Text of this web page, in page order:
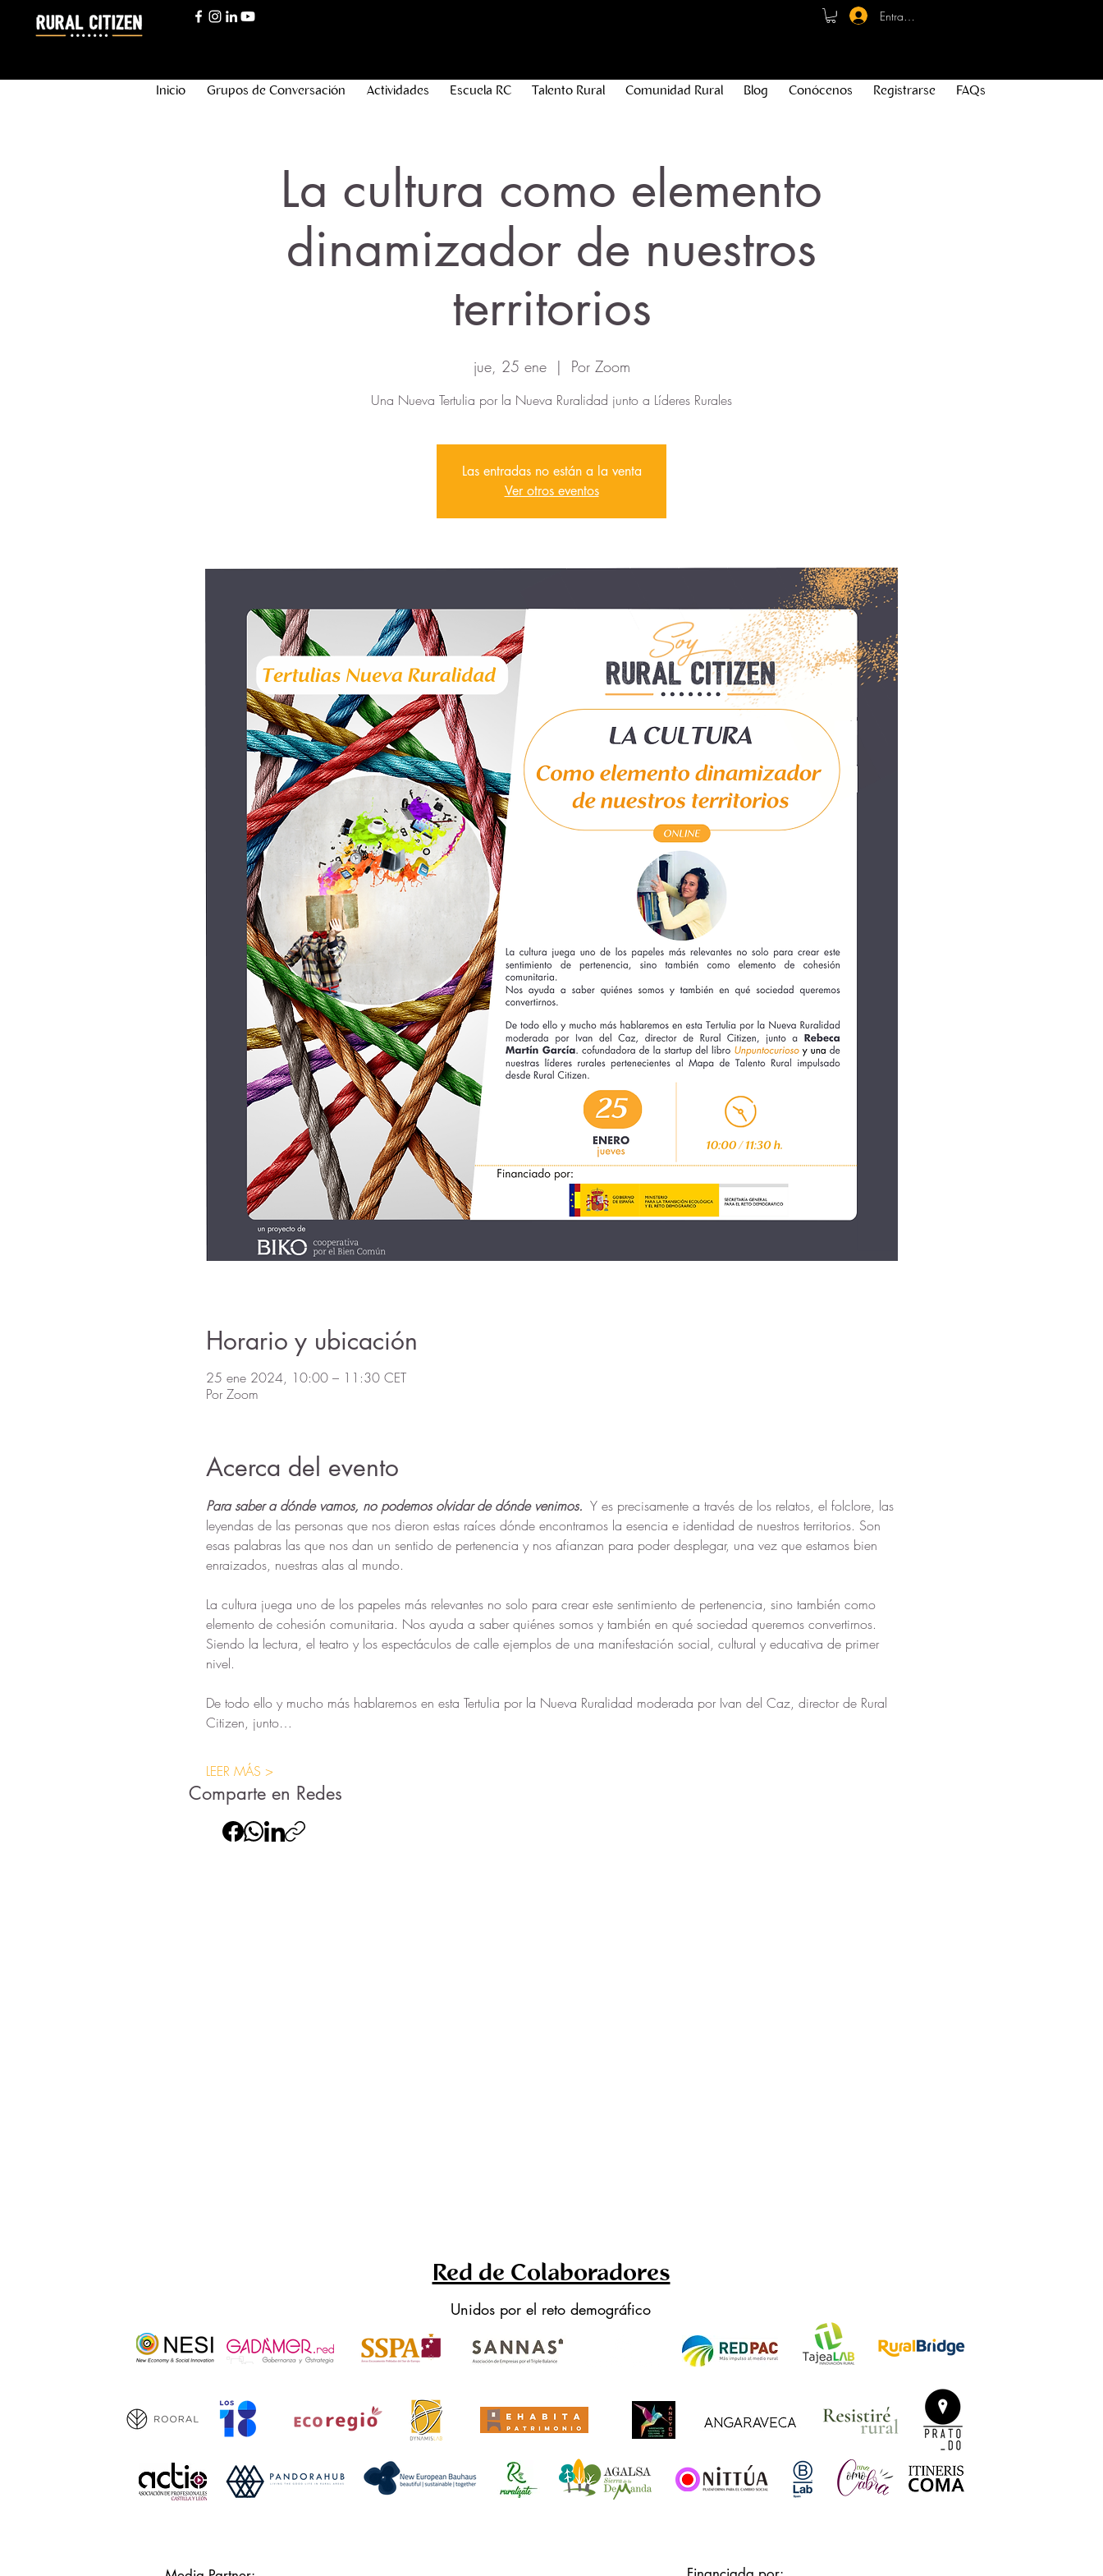
Entrar - Registro
Inicio Grupos de Conversación Actividades Escuela RC Talento Rural Comunidad Rural Blog Conócenos Registrarse FAQs
La cultura como elemento
dinamizador de nuestros
territorios
jue, 25 ene
  |
Por Zoom
Una Nueva Tertulia por la Nueva Ruralidad junto a Líderes Rurales
Las entradas no están a la venta
Ver otros eventos
Horario y ubicación
25 ene 2024, 10:00 – 11:30 CET
Por Zoom
Acerca del evento
Para saber a dónde vamos, no podemos olvidar de dónde venimos. Y es precisamente a través de los relatos, el folclore, las
leyendas de las personas que nos dieron estas raíces dónde encontramos la esencia e identidad de nuestros territorios. Son
esas palabras las que nos dan un sentido de pertenencia y nos afianzan para poder desplegar, una vez que estamos bien
enraizados, nuestras alas al mundo.
La cultura juega uno de los papeles más relevantes no solo para crear este sentimiento de pertenencia, sino también como
elemento de cohesión comunitaria. Nos ayuda a saber quiénes somos y también en qué sociedad queremos convertirnos.
Siendo la lectura, el teatro y los espectáculos de calle ejemplos de una manifestación social, cultural y educativa de primer
nivel.
De todo ello y mucho más hablaremos en esta Tertulia por la Nueva Ruralidad moderada por Ivan del Caz, director de Rural
Citizen, junto…
LEER MÁS >
Comparte en Redes
Red de Colaboradores
Unidos por el reto demográfico